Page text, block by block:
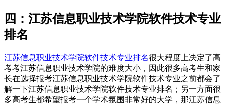
四：江苏信息职业技术学院软件技术专业
排名
江苏信息职业技术学院软件技术专业排名很大程度上决定了高
考考江苏信息职业技术学院的难度大小，因此很多高考生和家
长在选择报考江苏信息职业技术学院软件技术专业之前都会了
解一下江苏信息职业技术学院软件技术专业排名；另一方面很
多高考生都希望报考一个学术氛围非常好的大学，那江苏信息